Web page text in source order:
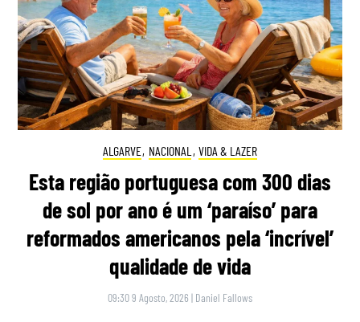
ALGARVE, NACIONAL , VIDA & LAZER
Esta região portuguesa com 300 dias
de sol por ano é um ‘paraíso’ para
reformados americanos pela ‘incrível’
qualidade de vida
09:30 9 Agosto, 2026 | Daniel Fallows